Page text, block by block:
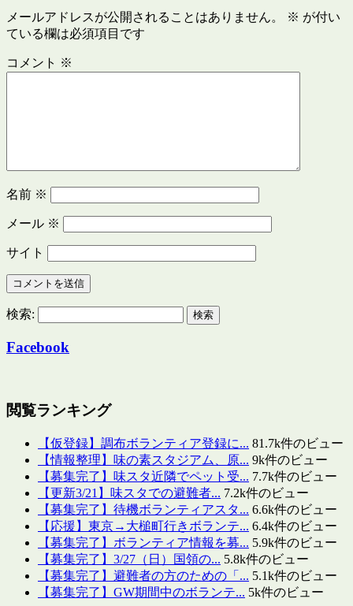
メールアドレスが公開されることはありません。 ※ が付い
ている欄は必須項目です
コメント ※
名前 ※
メール ※
サイト
検索:
Facebook
閲覧ランキング
【仮登録】調布ボランティア登録に... 81.7k件のビュー
【情報整理】味の素スタジアム、原... 9k件のビュー
【募集完了】味スタ近隣でペット受... 7.7k件のビュー
【更新3/21】味スタでの避難者... 7.2k件のビュー
【募集完了】待機ボランティアスタ... 6.6k件のビュー
【応援】東京→大槌町行きボランテ... 6.4k件のビュー
【募集完了】ボランティア情報を募... 5.9k件のビュー
【募集完了】3/27（日）国領の... 5.8k件のビュー
【募集完了】避難者の方のための「... 5.1k件のビュー
【募集完了】GW期間中のボランテ... 5k件のビュー